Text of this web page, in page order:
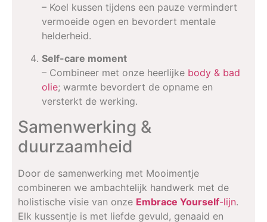
– Koel kussen tijdens een pauze vermindert
vermoeide ogen en bevordert mentale
helderheid.
Self-care moment
– Combineer met onze heerlijke body & bad
olie; warmte bevordert de opname en
versterkt de werking.
Samenwerking &
duurzaamheid
Door de samenwerking met Mooimentje
combineren we ambachtelijk handwerk met de
holistische visie van onze Embrace Yourself-lijn.
Elk kussentje is met liefde gevuld, genaaid en